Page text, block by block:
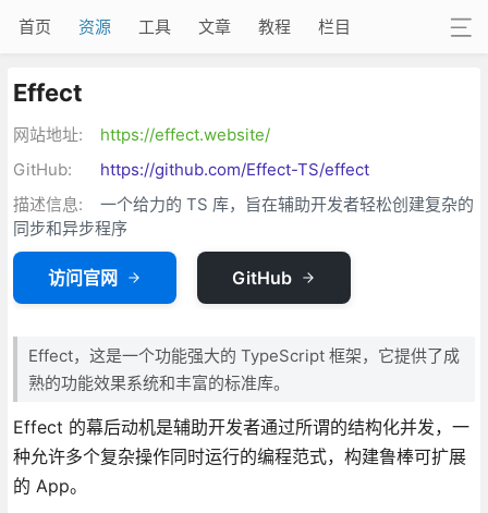
首页 资源 工具 文章 教程 栏目
Effect
网站地址:
https://effect.website/
GitHub:
https://github.com/Effect-TS/effect
描述信息:
一个给力的 TS 库，旨在辅助开发者轻松创建复杂的
同步和异步程序
访问官网 GitHub
Effect，这是一个功能强大的 TypeScript 框架，它提供了成
熟的功能效果系统和丰富的标准库。
Effect 的幕后动机是辅助开发者通过所谓的结构化并发，一
种允许多个复杂操作同时运行的编程范式，构建鲁棒可扩展
的 App。